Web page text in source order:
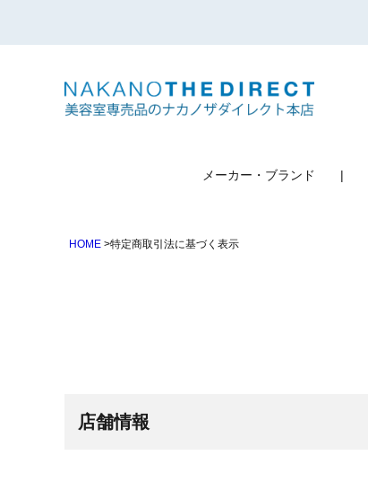
メーカー・ブランド
HOME 特定商取引法に基づく表示
店舗情報